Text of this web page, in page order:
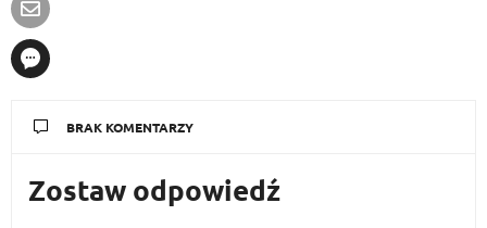
BRAK KOMENTARZY
Zostaw odpowiedź